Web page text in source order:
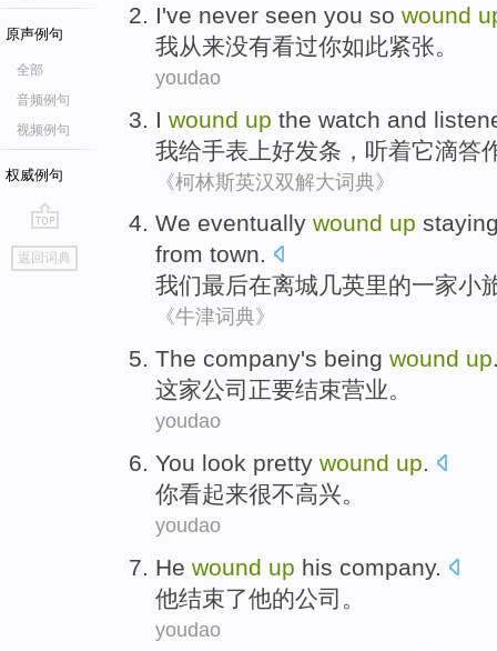
原声例句
全部
音频例句
视频例句
权威例句
go
top
返回词典
I've never seen you so wound
我从来没有看过你如此紧张。
youdao
I wound up the watch and
我给手表 上好发条 ， 听着它滴答
《柯林斯英汉双解大词典》
We eventually wound up
from town.
我们最后在离城 几英里的一家小
《牛津词典》
The company's being wound up
这家公司正要结束营业。
youdao
You look pretty wound up.
你看起来很不高兴。
youdao
He wound up his company.
他结束了他的公司 。
youdao